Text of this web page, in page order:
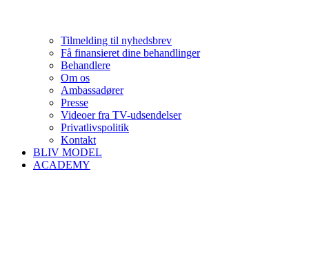
Tilmelding til nyhedsbrev
Få finansieret dine behandlinger
Behandlere
Om os
Ambassadører
Presse
Videoer fra TV-udsendelser
Privatlivspolitik
Kontakt
BLIV MODEL
ACADEMY